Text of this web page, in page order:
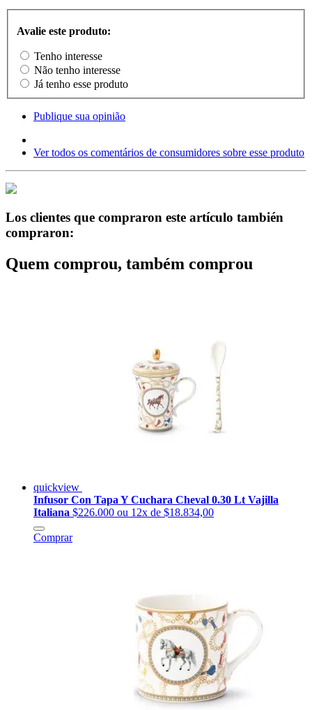
Avalie este produto:
Tenho interesse
Não tenho interesse
Já tenho esse produto
Publique sua opinião
Ver todos os comentários de consumidores sobre esse produto
Los clientes que compraron este artículo también
compraron:
Quem comprou, também comprou
quickview
Infusor Con Tapa Y Cuchara Cheval 0.30 Lt Vajilla
Italiana $226.000 ou 12x de $18.834,00
Comprar